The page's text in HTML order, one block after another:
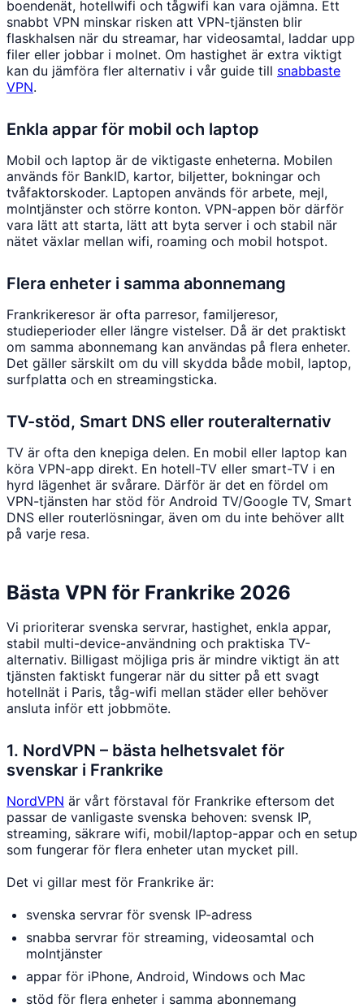
boendenät, hotellwifi och tågwifi kan vara ojämna. Ett
snabbt VPN minskar risken att VPN-tjänsten blir
flaskhalsen när du streamar, har videosamtal, laddar upp
filer eller jobbar i molnet. Om hastighet är extra viktigt
kan du jämföra fler alternativ i vår guide till snabbaste
VPN.
Enkla appar för mobil och laptop
Mobil och laptop är de viktigaste enheterna. Mobilen
används för BankID, kartor, biljetter, bokningar och
tvåfaktorskoder. Laptopen används för arbete, mejl,
molntjänster och större konton. VPN-appen bör därför
vara lätt att starta, lätt att byta server i och stabil när
nätet växlar mellan wifi, roaming och mobil hotspot.
Flera enheter i samma abonnemang
Frankrikeresor är ofta parresor, familjeresor,
studieperioder eller längre vistelser. Då är det praktiskt
om samma abonnemang kan användas på flera enheter.
Det gäller särskilt om du vill skydda både mobil, laptop,
surfplatta och en streamingsticka.
TV-stöd, Smart DNS eller routeralternativ
TV är ofta den knepiga delen. En mobil eller laptop kan
köra VPN-app direkt. En hotell-TV eller smart-TV i en
hyrd lägenhet är svårare. Därför är det en fördel om
VPN-tjänsten har stöd för Android TV/Google TV, Smart
DNS eller routerlösningar, även om du inte behöver allt
på varje resa.
Bästa VPN för Frankrike 2026
Vi prioriterar svenska servrar, hastighet, enkla appar,
stabil multi-device-användning och praktiska TV-
alternativ. Billigast möjliga pris är mindre viktigt än att
tjänsten faktiskt fungerar när du sitter på ett svagt
hotellnät i Paris, tåg-wifi mellan städer eller behöver
ansluta inför ett jobbmöte.
1. NordVPN – bästa helhetsvalet för
svenskar i Frankrike
NordVPN är vårt förstaval för Frankrike eftersom det
passar de vanligaste svenska behoven: svensk IP,
streaming, säkrare wifi, mobil/laptop-appar och en setup
som fungerar för flera enheter utan mycket pill.
Det vi gillar mest för Frankrike är:
svenska servrar för svensk IP-adress
snabba servrar för streaming, videosamtal och
molntjänster
appar för iPhone, Android, Windows och Mac
stöd för flera enheter i samma abonnemang